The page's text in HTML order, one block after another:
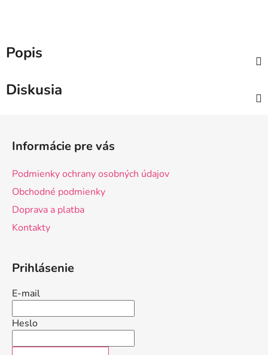
Popis
Diskusia
Informácie pre vás
Podmienky ochrany osobných údajov
Obchodné podmienky
Doprava a platba
Kontakty
Prihlásenie
E-mail
Heslo